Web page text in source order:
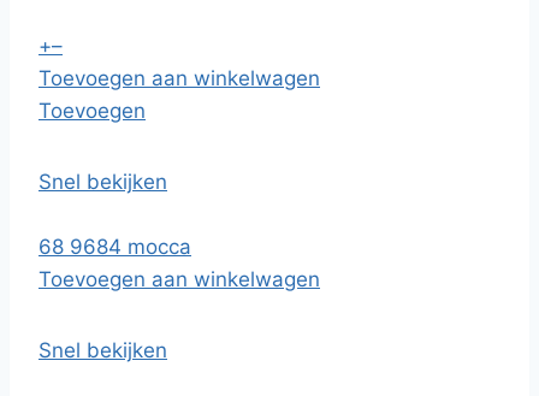
+–
Toevoegen aan winkelwagen
Toevoegen
Snel bekijken
68 9684 mocca
Toevoegen aan winkelwagen
Snel bekijken